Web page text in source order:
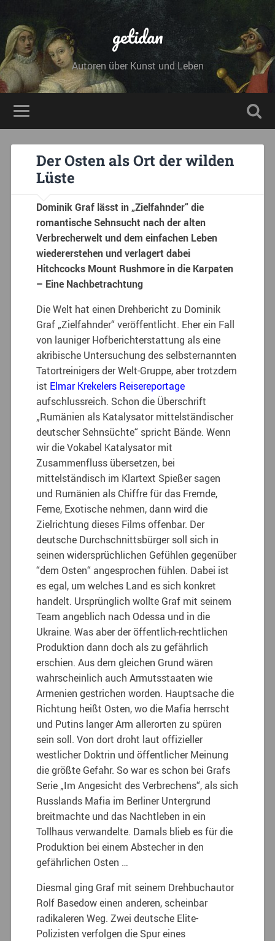
getidan
Autoren über Kunst und Leben
Der Osten als Ort der wilden
Lüste
Dominik Graf lässt in „Zielfahnder“ die
romantische Sehnsucht nach der alten
Verbrecherwelt und dem einfachen Leben
wiedererstehen und verlagert dabei
Hitchcocks Mount Rushmore in die Karpaten
– Eine Nachbetrachtung
Die Welt hat einen Drehbericht zu Dominik
Graf „Zielfahnder“ veröffentlicht. Eher ein Fall
von launiger Hofberichterstattung als eine
akribische Untersuchung des selbsternannten
Tatortreinigers der Welt-Gruppe, aber trotzdem
ist Elmar Krekelers Reisereportage
aufschlussreich. Schon die Überschrift
„Rumänien als Katalysator mittelständischer
deutscher Sehnsüchte“ spricht Bände. Wenn
wir die Vokabel Katalysator mit
Zusammenfluss übersetzen, bei
mittelständisch im Klartext Spießer sagen
und Rumänien als Chiffre für das Fremde,
Ferne, Exotische nehmen, dann wird die
Zielrichtung dieses Films offenbar. Der
deutsche Durchschnittsbürger soll sich in
seinen widersprüchlichen Gefühlen gegenüber
“dem Osten“ angesprochen fühlen. Dabei ist
es egal, um welches Land es sich konkret
handelt. Ursprünglich wollte Graf mit seinem
Team angeblich nach Odessa und in die
Ukraine. Was aber der öffentlich-rechtlichen
Produktion dann doch als zu gefährlich
erschien. Aus dem gleichen Grund wären
wahrscheinlich auch Armutsstaaten wie
Armenien gestrichen worden. Hauptsache die
Richtung heißt Osten, wo die Mafia herrscht
und Putins langer Arm allerorten zu spüren
sein soll. Von dort droht laut offizieller
westlicher Doktrin und öffentlicher Meinung
die größte Gefahr. So war es schon bei Grafs
Serie „Im Angesicht des Verbrechens“, als sich
Russlands Mafia im Berliner Untergrund
breitmachte und das Nachtleben in ein
Tollhaus verwandelte. Damals blieb es für die
Produktion bei einem Abstecher in den
gefährlichen Osten …
Diesmal ging Graf mit seinem Drehbuchautor
Rolf Basedow einen anderen, scheinbar
radikaleren Weg. Zwei deutsche Elite-
Polizisten verfolgen die Spur eines